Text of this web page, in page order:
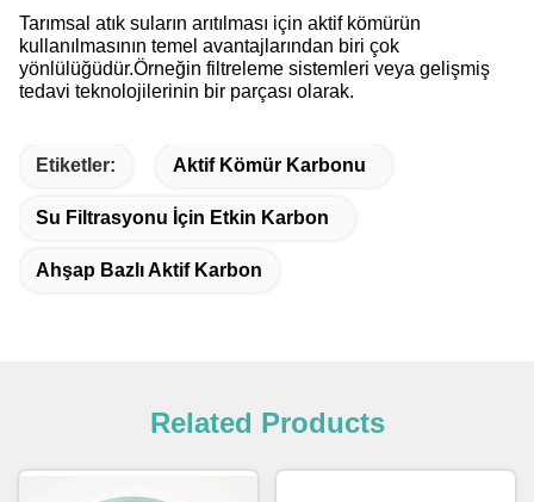
Tarımsal atık suların arıtılması için aktif kömürün
kullanılmasının temel avantajlarından biri çok
yönlülüğüdür.Örneğin filtreleme sistemleri veya gelişmiş
tedavi teknolojilerinin bir parçası olarak.
Etiketler: Aktif Kömür Karbonu
Su Filtrasyonu İçin Etkin Karbon
Ahşap Bazlı Aktif Karbon
Related Products